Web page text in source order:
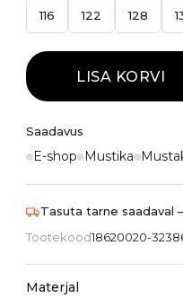
116 122 128
LISA KORVI
Saadavus
E-shop Mustika
Tasuta tarne
Tootekood18620020-
Materjal